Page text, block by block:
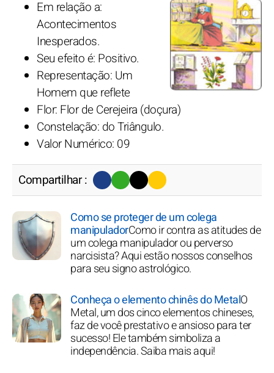
Em relação a:
Acontecimentos
Inesperados.
Seu efeito é: Positivo.
Representação: Um
Homem que reflete
Flor: Flor de Cerejeira (doçura)
Constelação: do Triângulo.
Valor Numérico: 09
Compartilhar :
Como se proteger de um colega
manipuladorComo ir contra as atitudes de
um colega manipulador ou perverso
narcisista? Aqui estão nossos conselhos
para seu signo astrológico.
Conheça o elemento chinês do MetalO
Metal, um dos cinco elementos chineses,
faz de você prestativo e ansioso para ter
sucesso! Ele também simboliza a
independência. Saiba mais aqui!